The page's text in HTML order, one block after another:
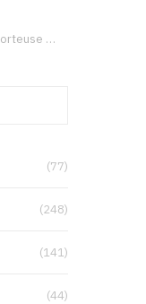
Francesca Albanese, rapporteuse spéciale de l’ONU sur les territoires palestiniens occupés, était à Tunis pour…
(77)
(248)
(141)
(44)